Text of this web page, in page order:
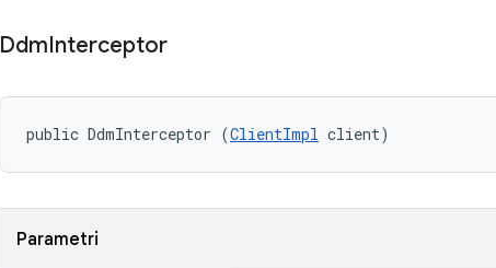
DdmInterceptor
public DdmInterceptor (ClientImpl client)
Parametri